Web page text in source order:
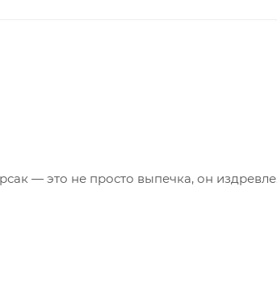
— это не просто выпечка, он издревле